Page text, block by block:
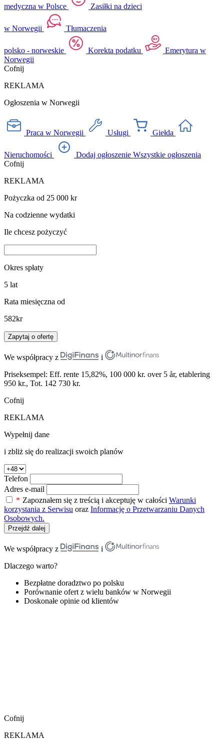
medyczna w Polsce Zasiłki na dzieci
w Norwegii Tłumaczenia
polsko - norweskie Korekta podatku
Emerytura w
Norwegii
Cofnij
REKLAMA
Ogłoszenia w Norwegii
Praca w Norwegii Usługi Giełda
Nieruchomości Dodaj ogłoszenie Wszystkie ogłoszenia
Cofnij
REKLAMA
Pożyczka od 25 000 kr
Na codzienne wydatki
Ile chcesz pożyczyć
Okres spłaty
5 lat
Rata miesięczna od
582kr
Zapytaj o ofertę
We współpracy z
i
Priseksempel: Eff. rente 15,82%, 100 000 kr. over 5 år, etablering
950 kr., Tot. 142 730 kr.
Cofnij
REKLAMA
Wypełnij dane
i zbliż się do realizacji swoich planów
Telefon
Adres e-mail
* Zapoznałem się z treścią i akceptuję w całości Warunki
korzystania z Serwisu oraz Informację o Przetwarzaniu Danych
Osobowych.
Przejdź dalej
We współpracy z
i
Dlaczego warto?
Bezpłatne doradztwo po polsku
Porównanie ofert z wielu banków w Norwegii
Doskonałe opinie od klientów
Cofnij
REKLAMA